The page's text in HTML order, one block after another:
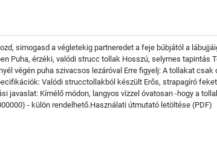
simogasd a végletekig partneredet a feje búbjától a
Puha, érzéki, valódi strucc tollak Hosszú, selymes
végén puha szivacsos lezáróval Erre figyelj: A tollakat
Valódi strucctollakból készült Erős, strapagíró
javaslat: Kímélő módon, langyos vízzel óvatosan -hogy a
- külön rendelhető.Használati útmutató letöltése (PDF)